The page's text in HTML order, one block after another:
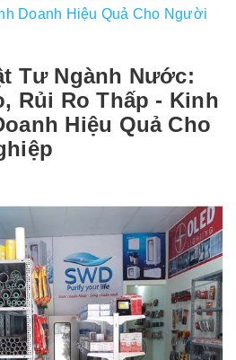
Doanh Hiệu Quả Cho Người
Tư Ngành Nước:
Rủi Ro Thấp - Kinh
Hiệu Quả Cho